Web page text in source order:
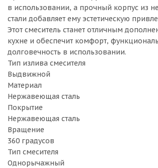
в использовании, а прочный корпус из
стали добавляет ему эстетическую
Этот смеситель станет отличным
кухне и обеспечит комфорт,
долговечность в использовании.
Тип излива смесителя
Выдвижной
Материал
Нержавеющая сталь
Покрытие
Нержавеющая сталь
Вращение
360 градусов
Тип смесителя
Однорычажный